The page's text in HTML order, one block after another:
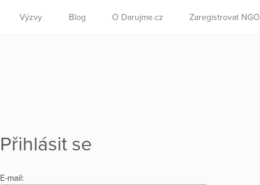
Výzvy Blog O Darujme.cz Zaregistrovat NGO
Přihlásit se
E-mail: